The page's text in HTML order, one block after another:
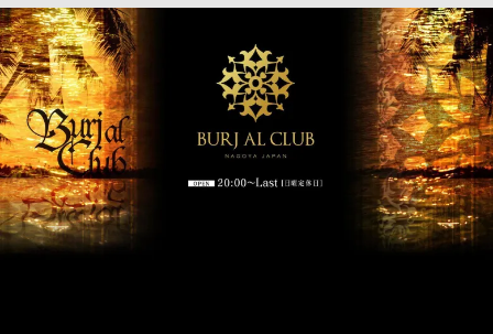
検
索
結
果
一
覧
用
画
像